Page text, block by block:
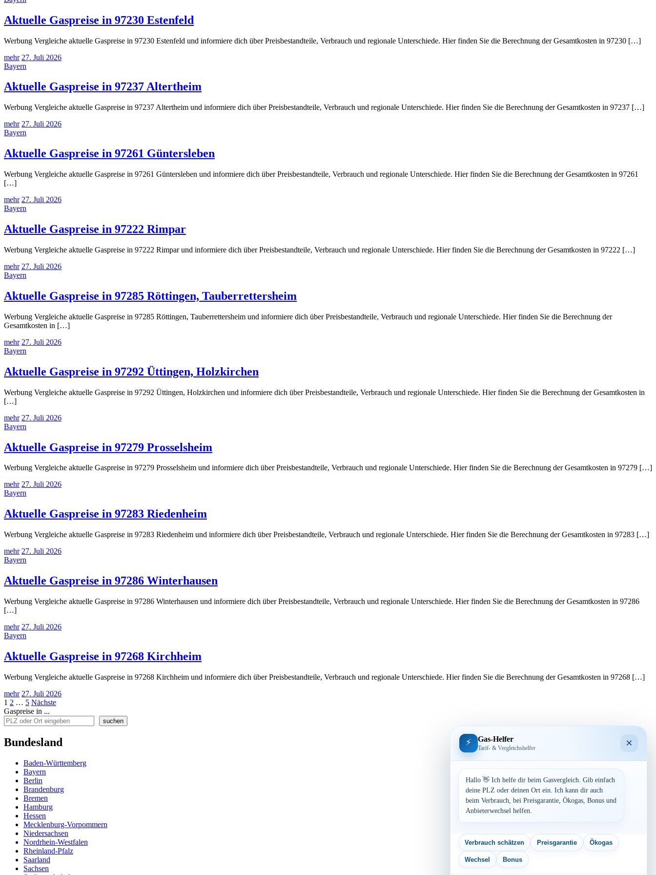
Aktuelle Gaspreise in 97230 Estenfeld
Werbung Vergleiche aktuelle Gaspreise in 97230 Estenfeld und informiere dich über Preisbestandteile, Verbrauch und regionale Unterschiede. Hier finden Sie die Berechnung der Gesamtkosten in 97230 […]
mehr 27. Juli 2026
Bayern
Aktuelle Gaspreise in 97237 Altertheim
Werbung Vergleiche aktuelle Gaspreise in 97237 Altertheim und informiere dich über Preisbestandteile, Verbrauch und regionale Unterschiede. Hier finden Sie die Berechnung der Gesamtkosten in 97237 […]
mehr 27. Juli 2026
Bayern
Aktuelle Gaspreise in 97261 Güntersleben
Werbung Vergleiche aktuelle Gaspreise in 97261 Güntersleben und informiere dich über Preisbestandteile, Verbrauch und regionale Unterschiede. Hier finden Sie die Berechnung der Gesamtkosten in 97261
[…]
mehr 27. Juli 2026
Bayern
Aktuelle Gaspreise in 97222 Rimpar
Werbung Vergleiche aktuelle Gaspreise in 97222 Rimpar und informiere dich über Preisbestandteile, Verbrauch und regionale Unterschiede. Hier finden Sie die Berechnung der Gesamtkosten in 97222 […]
mehr 27. Juli 2026
Bayern
Aktuelle Gaspreise in 97285 Röttingen, Tauberrettersheim
Werbung Vergleiche aktuelle Gaspreise in 97285 Röttingen, Tauberrettersheim und informiere dich über Preisbestandteile, Verbrauch und regionale Unterschiede. Hier finden Sie die Berechnung der
Gesamtkosten in […]
mehr 27. Juli 2026
Bayern
Aktuelle Gaspreise in 97292 Üttingen, Holzkirchen
Werbung Vergleiche aktuelle Gaspreise in 97292 Üttingen, Holzkirchen und informiere dich über Preisbestandteile, Verbrauch und regionale Unterschiede. Hier finden Sie die Berechnung der Gesamtkosten in
[…]
mehr 27. Juli 2026
Bayern
Aktuelle Gaspreise in 97279 Prosselsheim
Werbung Vergleiche aktuelle Gaspreise in 97279 Prosselsheim und informiere dich über Preisbestandteile, Verbrauch und regionale Unterschiede. Hier finden Sie die Berechnung der Gesamtkosten in 97279 […]
mehr 27. Juli 2026
Bayern
Aktuelle Gaspreise in 97283 Riedenheim
Werbung Vergleiche aktuelle Gaspreise in 97283 Riedenheim und informiere dich über Preisbestandteile, Verbrauch und regionale Unterschiede. Hier finden Sie die Berechnung der Gesamtkosten in 97283 […]
mehr 27. Juli 2026
Bayern
Aktuelle Gaspreise in 97286 Winterhausen
Werbung Vergleiche aktuelle Gaspreise in 97286 Winterhausen und informiere dich über Preisbestandteile, Verbrauch und regionale Unterschiede. Hier finden Sie die Berechnung der Gesamtkosten in 97286
[…]
mehr 27. Juli 2026
Bayern
Aktuelle Gaspreise in 97268 Kirchheim
Werbung Vergleiche aktuelle Gaspreise in 97268 Kirchheim und informiere dich über Preisbestandteile, Verbrauch und regionale Unterschiede. Hier finden Sie die Berechnung der Gesamtkosten in 97268 […]
mehr 27. Juli 2026
Seitennummerierung
der
Beiträge
1 2 … 5 Nächste
Gaspreise in ...
suchen
Bundesland
Baden-Württemberg
Bayern
Berlin
Brandenburg
Bremen
Hamburg
Hessen
Mecklenburg-Vorpommern
Niedersachsen
Nordrhein-Westfalen
Rheinland-Pfalz
Saarland
Sachsen
⚡ Gas-Helfer
Tarif- & Vergleichshelfer ×
Hallo 👋 Ich helfe dir beim Gasvergleich. Gib einfach
deine PLZ oder deinen Ort ein. Ich kann dir auch
beim Verbrauch, bei Preisgarantie, Ökogas, Bonus und
Anbieterwechsel helfen.
Verbrauch schätzen Preisgarantie Ökogas
Wechsel Bonus